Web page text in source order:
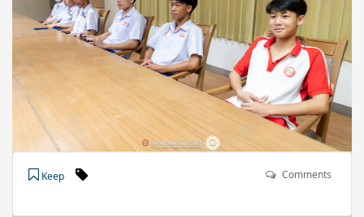
Keep Comments